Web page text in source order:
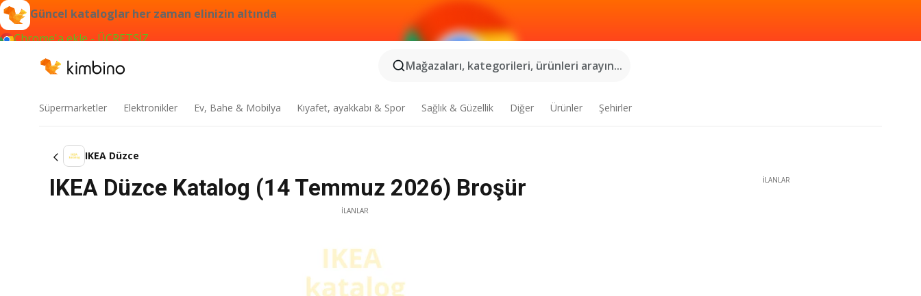
Güncel kataloglar her zaman elinizin altında
Chrome'a ekle - ÜCRETSİZ
Mağazaları, kategorileri, ürünleri arayın...
Süpermarketler Elektronikler Ev, Bahe & Mobilya Kıyafet, ayakkabı & Spor Sağlık & Güzellik Diğer Ürünler Şehirler
IKEA Düzce
IKEA Düzce Katalog (14 Temmuz 2026) Broşür
İLANLAR
İLANLAR